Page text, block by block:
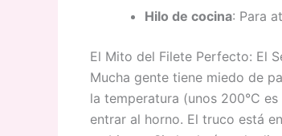
Hilo de cocina: Para
El Mito del Filete Perfecto: El
Mucha gente tiene miedo de
la temperatura (unos 200°C
entrar al horno. El truco está